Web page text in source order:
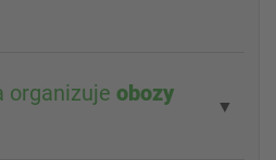
organizuje obozy
▼